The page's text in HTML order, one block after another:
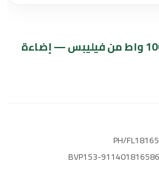
كشاف فلودلايت مربع 100 واط من فيليبس — إضاءة